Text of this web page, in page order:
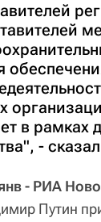
в рамках
-
- РИА
Путин